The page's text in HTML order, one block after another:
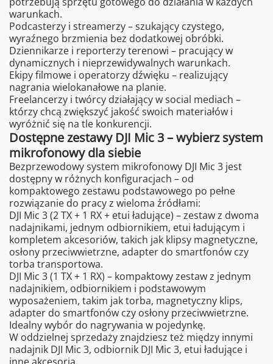
warunkach.
Podcasterzy i streamerzy – szukający czystego,
wyraźnego brzmienia bez dodatkowej obróbki.
Dziennikarze i reporterzy terenowi – pracujący w
dynamicznych i nieprzewidywalnych warunkach.
Ekipy filmowe i operatorzy dźwięku – realizujący
nagrania wielokanałowe na planie.
Freelancerzy i twórcy działający w social mediach –
którzy chcą zwiększyć jakość swoich materiałów i
wyróżnić się na tle konkurencji.
Dostępne zestawy DJI Mic 3 – wybierz system
mikrofonowy dla siebie
Bezprzewodowy system mikrofonowy DJI Mic 3 jest
dostępny w różnych konfiguracjach – od
kompaktowego zestawu podstawowego po pełne
rozwiązanie do pracy z wieloma źródłami:
DJI Mic 3 (2 TX + 1 RX + etui ładujące) – zestaw z dwoma
nadajnikami, jednym odbiornikiem, etui ładującym i
kompletem akcesoriów, takich jak klipsy magnetyczne,
osłony przeciwwietrzne, adapter do smartfonów czy
torba transportowa.
DJI Mic 3 (1 TX + 1 RX) – kompaktowy zestaw z jednym
nadajnikiem, odbiornikiem i podstawowym
wyposażeniem, takim jak torba, magnetyczny klips,
adapter do smartfonów czy osłony przeciwwietrzne.
Idealny wybór do nagrywania w pojedynkę.
W oddzielnej sprzedaży znajdziesz też między innymi
nadajnik DJI Mic 3, odbiornik DJI Mic 3, etui ładujące i